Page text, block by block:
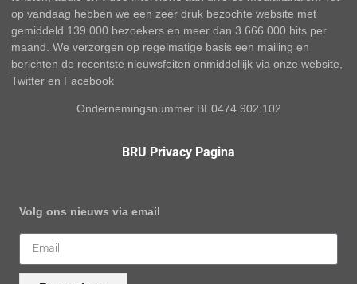
op vandaag hebben we een zeer druk bezochte website met
gemiddeld 139.000 bezoekers en meer dan 3.666.000 hits per
maand. We verzorgen op regelmatige basis een mailing en
berichten de recentste nieuwsfeiten onmiddellijk via onze website,
Twitter en Facebook
Ondernemingsnummer BE0474.902.102
BRU Privacy Pagina
Volg ons nieuws via email